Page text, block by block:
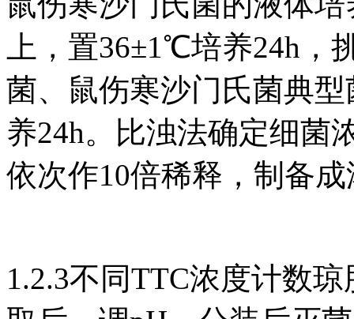
上，置36±1℃培养24h，
菌、鼠伤寒沙门氏菌典
养24h。比浊法确定细菌
依次作10倍稀释，制备
1.2.3不同TTC浓度计数